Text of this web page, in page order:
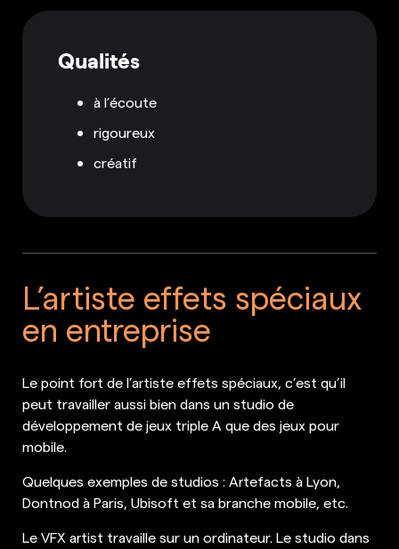
Qualités
à l’écoute
rigoureux
créatif
L’artiste effets spéciaux
en entreprise
Le point fort de l’artiste effets spéciaux, c’est qu’il
peut travailler aussi bien dans un studio de
développement de jeux triple A que des jeux pour
mobile.
Quelques exemples de studios : Artefacts à Lyon,
Dontnod à Paris, Ubisoft et sa branche mobile, etc.
Le VFX artist travaille sur un ordinateur. Le studio dans